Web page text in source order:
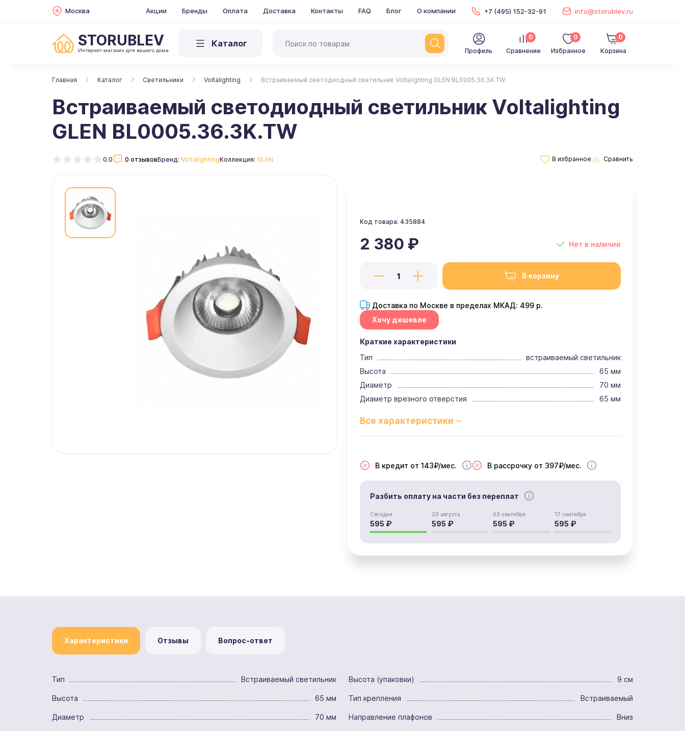
Москва Акции Бренды Оплата Доставка Контакты FAQ Блог О компании +7 (495) 152-32-91 info@storublev.ru
STORUBLEV
Интернет-магазин для вашего дома
Каталог
Профиль Сравнение
0
Избранное
0
Корзина
0
Главная Каталог Светильники Voltalighting Встраиваемый светодиодный светильник Voltalighting GLEN BL0005.36.3K.TW
Встраиваемый светодиодный светильник Voltalighting
GLEN BL0005.36.3K.TW
0.0 0 отзывовБренд: VoltalightingКоллекция: GLEN
Код товара: 435884
Нет в наличии
2 380 ₽
В корзину
Доставка по Москве в пределах МКАД: 499 р.
Хочу дешевле
Краткие характеристики
Тип
встраиваемый светильник
Высота
65 мм
Диаметр
70 мм
Диаметр врезного отверстия
65 мм
В кредит от 143₽/мес. В рассрочку от 397₽/мес.
Разбить оплату на части без переплат
Сегодня
595 ₽
20 августа
595 ₽
03 сентября
595 ₽
17 сентября
595 ₽
Характеристики Отзывы Вопрос-ответ
Тип Встраиваемый светильник
Высота 65 мм
Диаметр 70 мм
Высота (упаковки) 9 см
Тип крепления Встраиваемый
Направление плафонов Вниз